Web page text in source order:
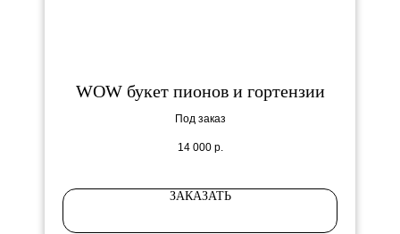
WOW букет пионов и гортензии
Под заказ
14 000 р.
ЗАКАЗАТЬ